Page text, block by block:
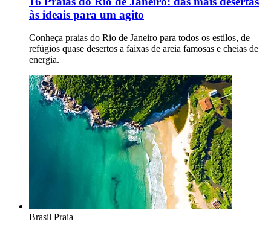
às ideais para um agito
Conheça praias do Rio de Janeiro para todos os estilos, de
refúgios quase desertos a faixas de areia famosas e cheias de
energia.
Brasil Praia